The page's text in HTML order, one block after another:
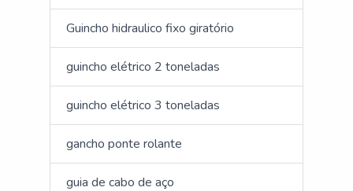
Guincho hidraulico fixo giratório
guincho elétrico 2 toneladas
guincho elétrico 3 toneladas
gancho ponte rolante
guia de cabo de aço